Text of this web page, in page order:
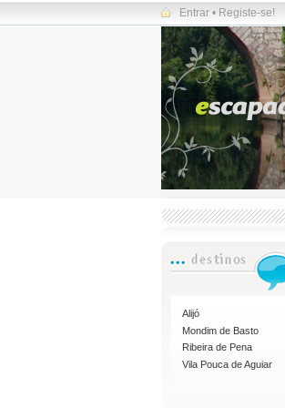
Entrar • Registe-se!
Alijó
Mondim de Basto
Ribeira de Pena
Vila Pouca de Aguiar